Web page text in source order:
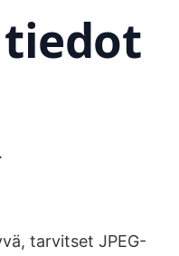
tarvitset JPEG-